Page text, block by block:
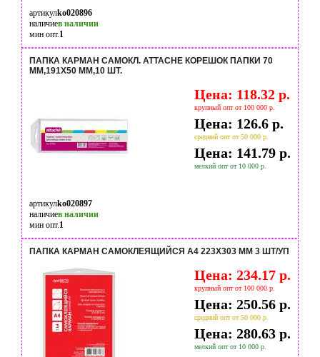
артикулko020896
наличиев наличии
мин опт.1
ПАПКА КАРМАН САМОКЛ. ATTACHE КОРЕШОК ПАПКИ 70
ММ,191Х50 ММ,10 ШТ.
Цена: 118.32 р.
крупный опт от 100 000 р.
Цена: 126.6 р.
средний опт от 50 000 р.
Цена: 141.79 р.
мелкий опт от 10 000 р.
артикулko020897
наличиев наличии
мин опт.1
ПАПКА КАРМАН CАМОКЛЕЯЩИЙСЯ А4 223X303 ММ 3 ШТ/УП
Цена: 234.17 р.
крупный опт от 100 000 р.
Цена: 250.56 р.
средний опт от 50 000 р.
Цена: 280.63 р.
мелкий опт от 10 000 р.